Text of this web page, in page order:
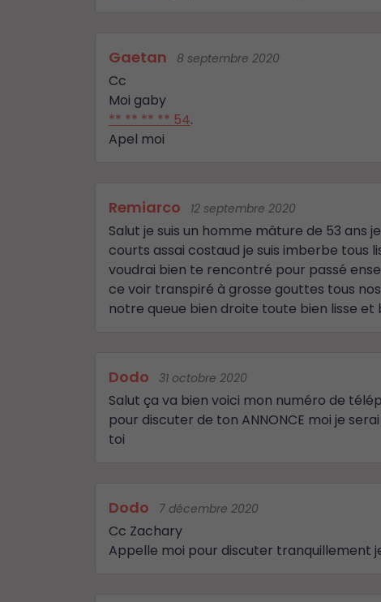
Gaetan 8 septembre 2020
Cc
Moi gaby
** ** ** ** 54.
Apel moi
Remiarco 12 septembre 2020
Salut je suis un homme mâture de 53 ans
courts assai costaud je suis imberbe tous
voudrai bien te rencontré pour passé
ce voir transpiré à grosse gouttes tous
notre queue bien droite toute bien lisse
Dodo 31 octobre 2020
Salut ça va bien voici mon numéro de
pour discuter de ton ANNONCE moi je
toi
Dodo 7 décembre 2020
Cc Zachary
Appelle moi pour discuter tranquillement